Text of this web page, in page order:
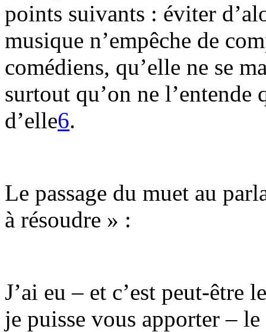
points suivants : éviter
musique n’empêche de
comédiens, qu’elle ne se
surtout qu’on ne l’entende
d’elle6.
Le passage du muet au
à résoudre » :
J’ai eu – et c’est peut-être
je puisse vous apporter –